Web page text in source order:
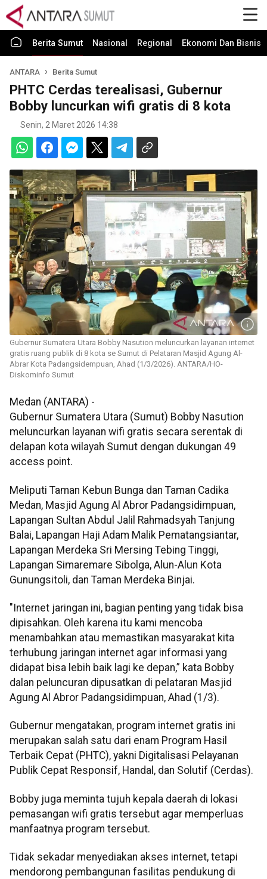
Berita Sumut Nasional Regional Ekonomi Dan Bisnis
ANTARA Berita Sumut
PHTC Cerdas terealisasi, Gubernur
Bobby luncurkan wifi gratis di 8 kota
Senin, 2 Maret 2026 14:38
Gubernur Sumatera Utara Bobby Nasution meluncurkan layanan internet
gratis ruang publik di 8 kota se Sumut di Pelataran Masjid Agung Al-
Abrar Kota Padangsidempuan, Ahad (1/3/2026). ANTARA/HO-
Diskominfo Sumut
Medan (ANTARA) -
Gubernur Sumatera Utara (Sumut) Bobby Nasution
meluncurkan layanan wifi gratis secara serentak di
delapan kota wilayah Sumut dengan dukungan 49
access point.
Meliputi Taman Kebun Bunga dan Taman Cadika
Medan, Masjid Agung Al Abror Padangsidimpuan,
Lapangan Sultan Abdul Jalil Rahmadsyah Tanjung
Balai, Lapangan Haji Adam Malik Pematangsiantar,
Lapangan Merdeka Sri Mersing Tebing Tinggi,
Lapangan Simaremare Sibolga, Alun-Alun Kota
Gunungsitoli, dan Taman Merdeka Binjai.
"Internet jaringan ini, bagian penting yang tidak bisa
dipisahkan. Oleh karena itu kami mencoba
menambahkan atau memastikan masyarakat kita
terhubung jaringan internet agar informasi yang
didapat bisa lebih baik lagi ke depan,” kata Bobby
dalan peluncuran dipusatkan di pelataran Masjid
Agung Al Abror Padangsidimpuan, Ahad (1/3).
Gubernur mengatakan, program internet gratis ini
merupakan salah satu dari enam Program Hasil
Terbaik Cepat (PHTC), yakni Digitalisasi Pelayanan
Publik Cepat Responsif, Handal, dan Solutif (Cerdas).
Bobby juga meminta tujuh kepala daerah di lokasi
pemasangan wifi gratis tersebut agar memperluas
manfaatnya program tersebut.
Tidak sekadar menyediakan akses internet, tetapi
mendorong pembangunan fasilitas pendukung di